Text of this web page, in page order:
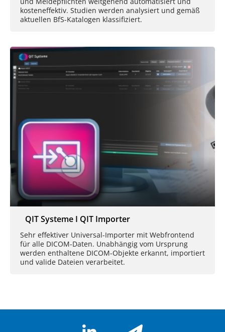
kosteneffektiv. Studien werden analysiert und gemäß
aktuellen BfS-Katalogen klassifiziert.
QIT Systeme I QIT Importer
Sehr effektiver Universal-Importer mit Webfrontend
für alle DICOM-Daten. Unabhängig vom Ursprung
werden enthaltene DICOM-Objekte erkannt, importiert
und valide Dateien verarbeitet.